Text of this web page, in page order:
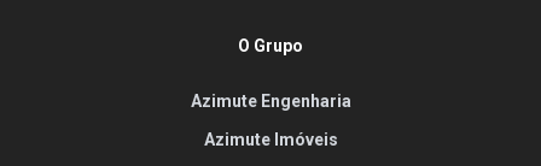
O Grupo
Azimute Engenharia
Azimute Imóveis